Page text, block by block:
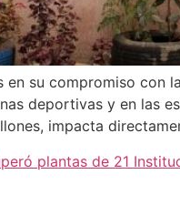
en su compromiso con
deportivas y en las
impacta
plantas de 21